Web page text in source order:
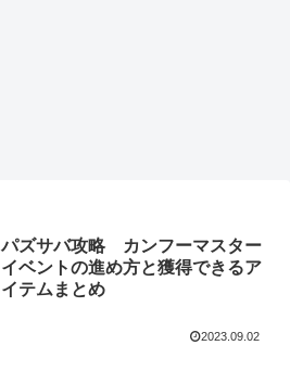
パズサバ攻略 カンフーマスター
イベントの進め方と獲得できるア
イテムまとめ
2023.09.02